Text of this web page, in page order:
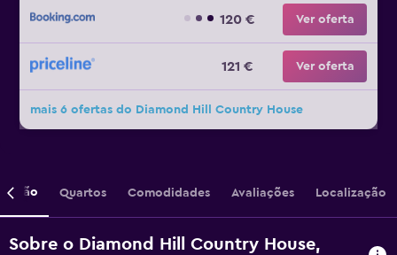
120 € Ver oferta
121 € Ver oferta
mais 6 ofertas do Diamond Hill Country House
Quartos Comodidades Avaliações Localização
Sobre o Diamond Hill Country House,